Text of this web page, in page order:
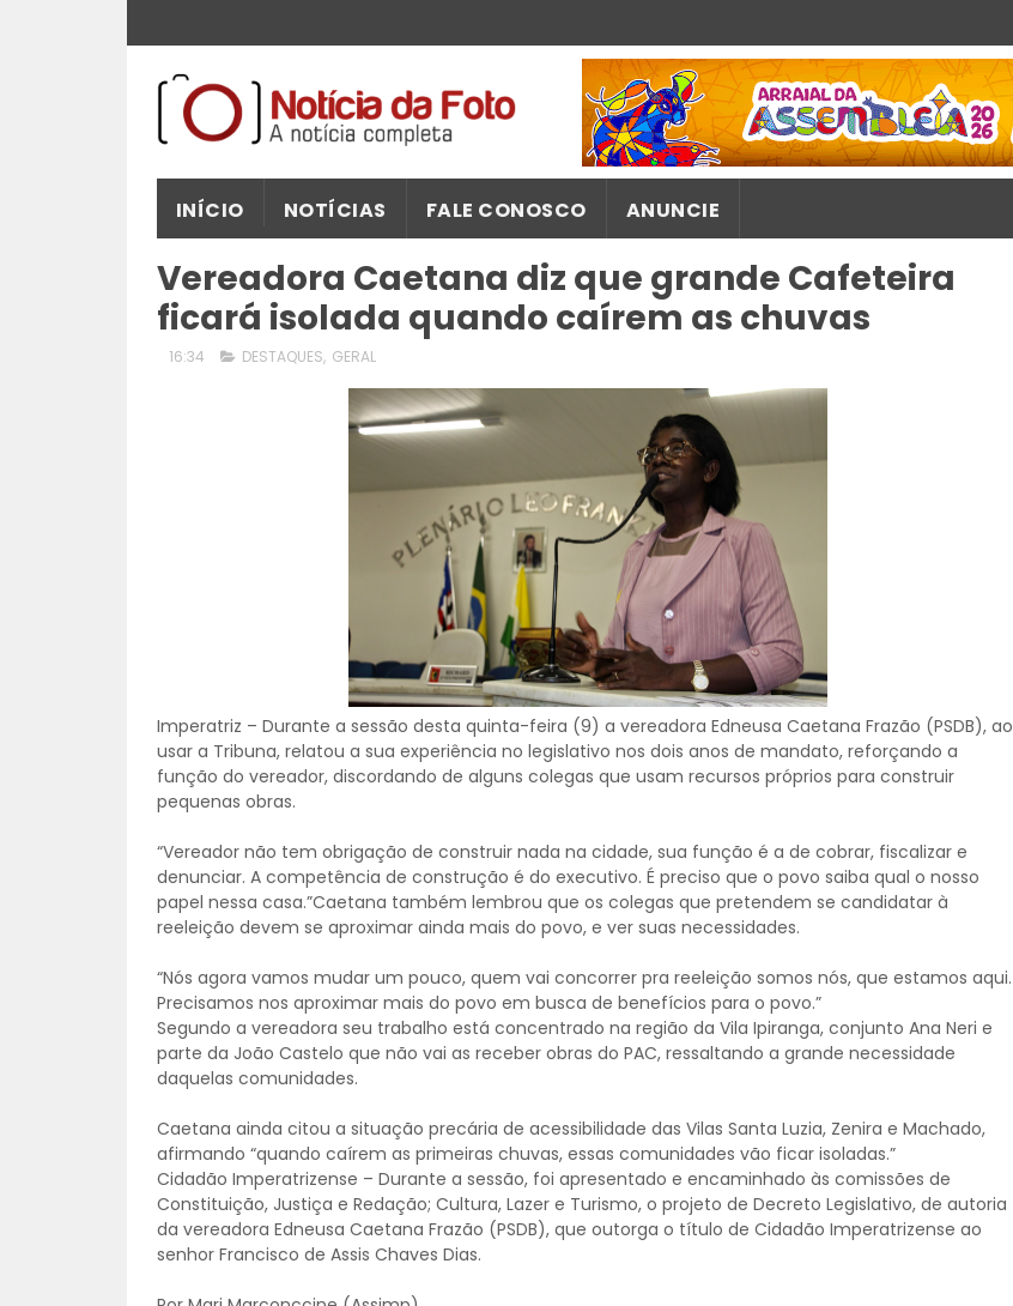
INÍCIO NOTÍCIAS FALE CONOSCO ANUNCIE
Vereadora Caetana diz que grande Cafeteira
ficará isolada quando caírem as chuvas
16:34 DESTAQUES, GERAL
Imperatriz – Durante a sessão desta quinta-feira (9) a vereadora Edneusa Caetana Frazão (PSDB), ao
usar a Tribuna, relatou a sua experiência no legislativo nos dois anos de mandato, reforçando a
função do vereador, discordando de alguns colegas que usam recursos próprios para construir
pequenas obras.
“Vereador não tem obrigação de construir nada na cidade, sua função é a de cobrar, fiscalizar e
denunciar. A competência de construção é do executivo. É preciso que o povo saiba qual o nosso
papel nessa casa.”Caetana também lembrou que os colegas que pretendem se candidatar à
reeleição devem se aproximar ainda mais do povo, e ver suas necessidades.
“Nós agora vamos mudar um pouco, quem vai concorrer pra reeleição somos nós, que estamos aqui.
Precisamos nos aproximar mais do povo em busca de benefícios para o povo.”
Segundo a vereadora seu trabalho está concentrado na região da Vila Ipiranga, conjunto Ana Neri e
parte da João Castelo que não vai as receber obras do PAC, ressaltando a grande necessidade
daquelas comunidades.
Caetana ainda citou a situação precária de acessibilidade das Vilas Santa Luzia, Zenira e Machado,
afirmando “quando caírem as primeiras chuvas, essas comunidades vão ficar isoladas.”
Cidadão Imperatrizense – Durante a sessão, foi apresentado e encaminhado às comissões de
Constituição, Justiça e Redação; Cultura, Lazer e Turismo, o projeto de Decreto Legislativo, de autoria
da vereadora Edneusa Caetana Frazão (PSDB), que outorga o título de Cidadão Imperatrizense ao
senhor Francisco de Assis Chaves Dias.